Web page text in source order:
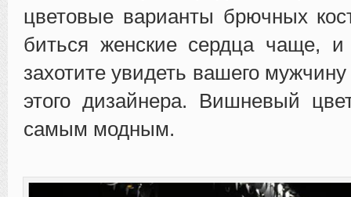
цветовые варианты брючных
биться женские сердца чаще,
захотите увидеть вашего
этого дизайнера. Вишневый
самым модным.